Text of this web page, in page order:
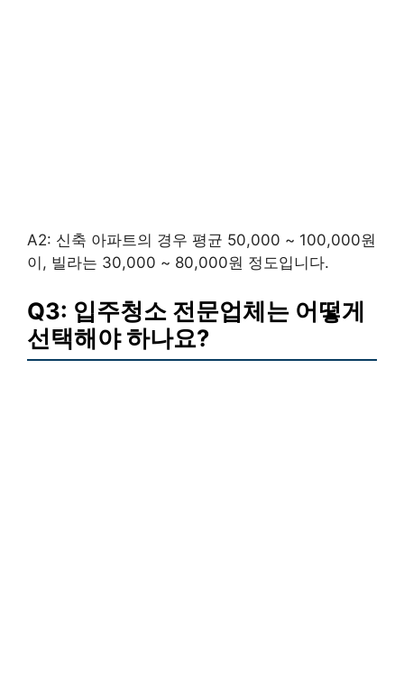
A2: 신축 아파트의 경우 평균 50,000 ~ 100,000원
이, 빌라는 30,000 ~ 80,000원 정도입니다.
Q3: 입주청소 전문업체는 어떻게
선택해야 하나요?